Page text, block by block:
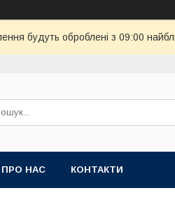
будуть оброблені з 09:00
ПРО НАС КОНТАКТИ